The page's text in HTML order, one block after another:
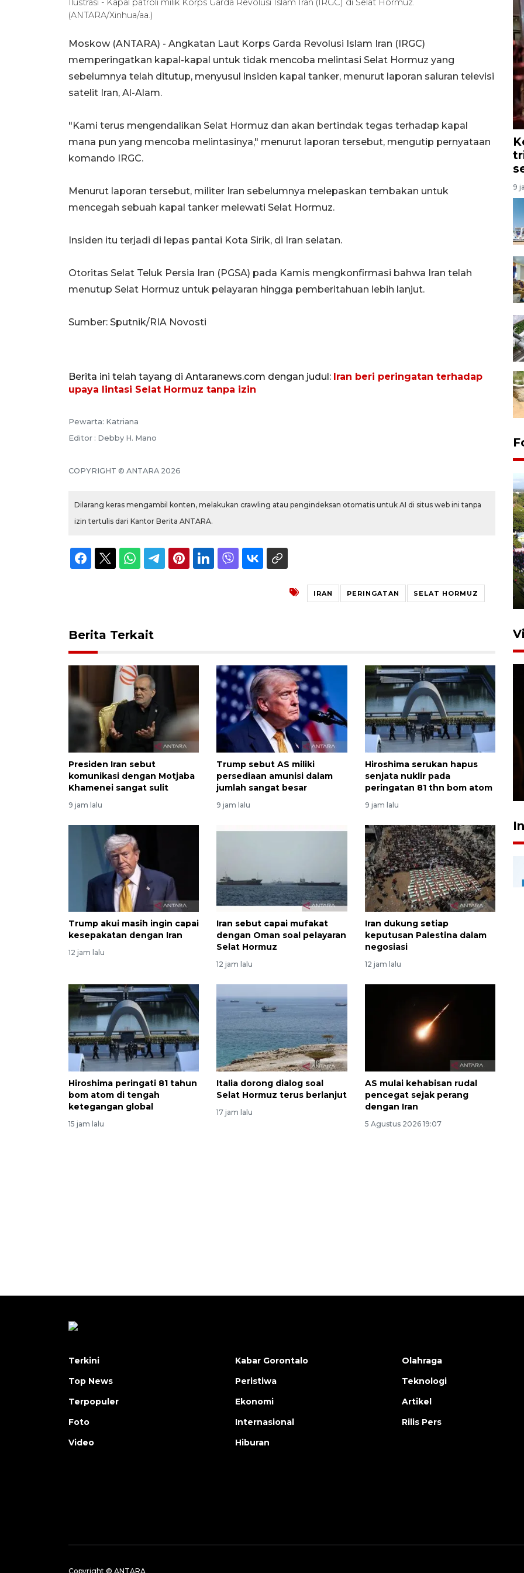
Ilustrasi - Kapal patroli milik Korps Garda Revolusi Islam Iran (IRGC) di Selat Hormuz.
(ANTARA/Xinhua/aa.)
Moskow (ANTARA) - Angkatan Laut Korps Garda Revolusi Islam Iran (IRGC)
memperingatkan kapal-kapal untuk tidak mencoba melintasi Selat Hormuz yang
sebelumnya telah ditutup, menyusul insiden kapal tanker, menurut laporan saluran televisi
satelit Iran, Al-Alam.
"Kami terus mengendalikan Selat Hormuz dan akan bertindak tegas terhadap kapal
mana pun yang mencoba melintasinya," menurut laporan tersebut, mengutip pernyataan
komando IRGC.
Menurut laporan tersebut, militer Iran sebelumnya melepaskan tembakan untuk
mencegah sebuah kapal tanker melewati Selat Hormuz.
Insiden itu terjadi di lepas pantai Kota Sirik, di Iran selatan.
Otoritas Selat Teluk Persia Iran (PGSA) pada Kamis mengkonfirmasi bahwa Iran telah
menutup Selat Hormuz untuk pelayaran hingga pemberitahuan lebih lanjut.
Sumber: Sputnik/RIA Novosti
Berita ini telah tayang di Antaranews.com dengan judul: Iran beri peringatan terhadap
upaya lintasi Selat Hormuz tanpa izin
Pewarta: Katriana
Editor : Debby H. Mano
COPYRIGHT © ANTARA 2026
Dilarang keras mengambil konten, melakukan crawling atau pengindeksan otomatis untuk AI di situs web ini tanpa
izin tertulis dari Kantor Berita ANTARA.
IRAN PERINGATAN SELAT HORMUZ
Berita Terkait
Presiden Iran sebut
komunikasi dengan Motjaba
Khamenei sangat sulit
9 jam lalu
Trump sebut AS miliki
persediaan amunisi dalam
jumlah sangat besar
9 jam lalu
Hiroshima serukan hapus
senjata nuklir pada
peringatan 81 thn bom atom
9 jam lalu
Trump akui masih ingin capai
kesepakatan dengan Iran
12 jam lalu
Iran sebut capai mufakat
dengan Oman soal pelayaran
Selat Hormuz
12 jam lalu
Iran dukung setiap
keputusan Palestina dalam
negosiasi
12 jam lalu
Hiroshima peringati 81 tahun
bom atom di tengah
ketegangan global
15 jam lalu
Italia dorong dialog soal
Selat Hormuz terus berlanjut
17 jam lalu
AS mulai kehabisan rudal
pencegat sejak perang
dengan Iran
5 Agustus 2026 19:07
9
17 Agustus 2023 15:58
SPPG di Gorontalo jaga
kandungan gizi paket MBG
Ramadhan
23 Februari 2026 18:20
Terkini
Top News
Terpopuler
Foto
Video
Kabar Gorontalo
Peristiwa
Ekonomi
Internasional
Hiburan
Olahraga
Teknologi
Artikel
Rilis Pers
Copyright © ANTARA